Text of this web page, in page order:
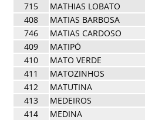
715
MATHIAS LOBATO
408
MATIAS BARBOSA
746
MATIAS CARDOSO
409
MATIPÓ
410
MATO VERDE
411
MATOZINHOS
412
MATUTINA
413
MEDEIROS
414
MEDINA